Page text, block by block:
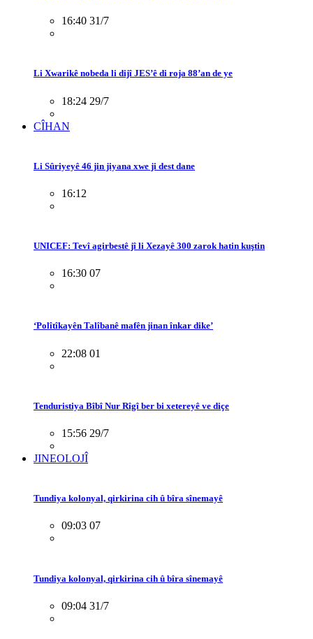
16:40 31/7
Li Xwarikê nobeda li dijî JES’ê di roja 88’an de ye
18:24 29/7
CÎHAN
Li Sûriyeyê 46 jin jiyana xwe ji dest dane
16:12
UNICEF: Tevî agirbestê jî li Xezayê 300 zarok hatin kuştin
16:30 07
‘Polîtîkayên Talîbanê mafên jinan înkar dike’
22:08 01
Tenduristiya Bîbî Nur Rîgî ber bi xetereyê ve diçe
15:56 29/7
JINEOLOJÎ
Tundiya kolonyal, qirkirina cih û bîra sînemayê
09:03 07
Tundiya kolonyal, qirkirina cih û bîra sînemayê
09:04 31/7